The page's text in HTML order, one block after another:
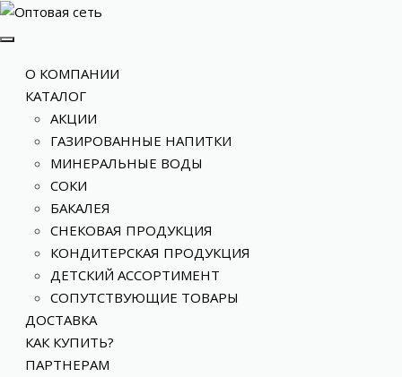
О КОМПАНИИ
КАТАЛОГ
АКЦИИ
ГАЗИРОВАННЫЕ НАПИТКИ
МИНЕРАЛЬНЫЕ ВОДЫ
СОКИ
БАКАЛЕЯ
СНЕКОВАЯ ПРОДУКЦИЯ
КОНДИТЕРСКАЯ ПРОДУКЦИЯ
ДЕТСКИЙ АССОРТИМЕНТ
СОПУТСТВУЮЩИЕ ТОВАРЫ
ДОСТАВКА
КАК КУПИТЬ?
ПАРТНЕРАМ